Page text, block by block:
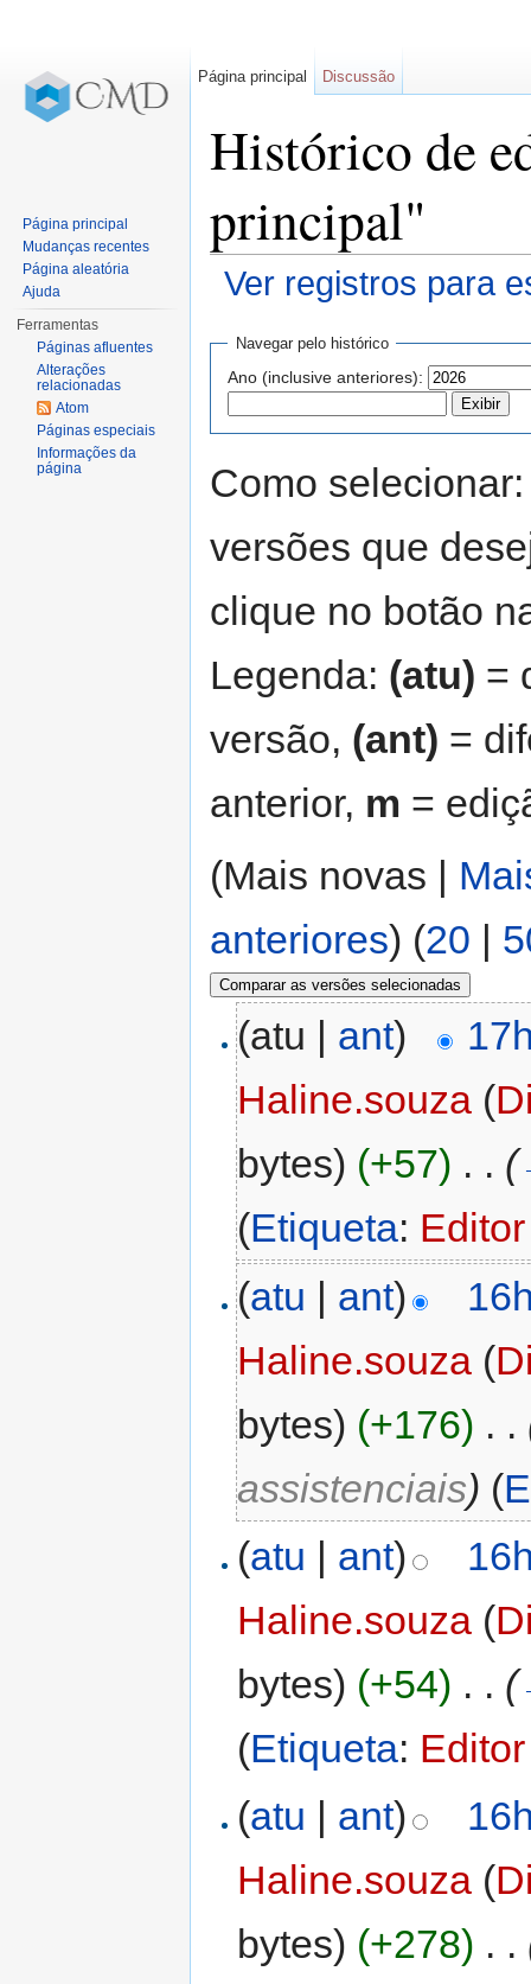
Histórico de
principal"
Ver registros para
Navegar pelo histórico
Ano (inclusive anteriores):
Como
versões que
clique no botão
Legenda: (atu) =
versão, (ant) =
anterior, m =
(Mais novas |
anteriores) (20 |
(atu | ant)
Haline.souza (
bytes) (+57) . . (
(Etiqueta:
(atu | ant)
Haline.souza (
bytes) (+176) . .
assistenciais) (
(atu | ant)
Haline.souza (
bytes) (+54) . . (
(Etiqueta:
(atu | ant)
Haline.souza (
bytes) (+278) . .
Página principal Discussão
Página principal
Mudanças recentes
Página aleatória
Ajuda
Ferramentas
Páginas afluentes
Alterações
relacionadas
Atom
Páginas especiais
Informações da
página